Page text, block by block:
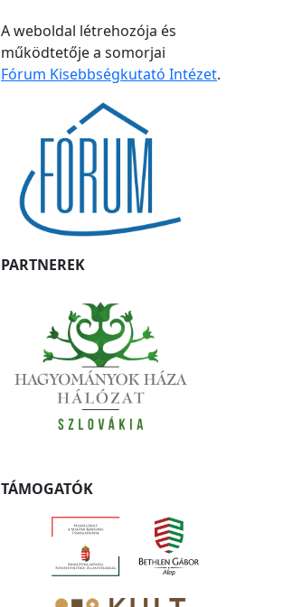
A weboldal létrehozója és
működtetője a somorjai
Fórum Kisebbségkutató Intézet.
PARTNEREK
TÁMOGATÓK